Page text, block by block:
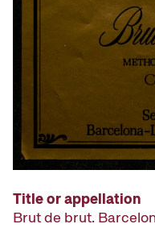
Title or appellation
Brut de brut.